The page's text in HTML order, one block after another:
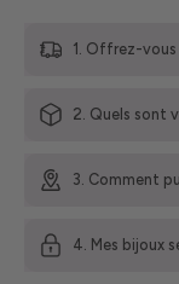
1. Offrez-vous
2. Quels sont
3. Comment
4. Mes bijoux